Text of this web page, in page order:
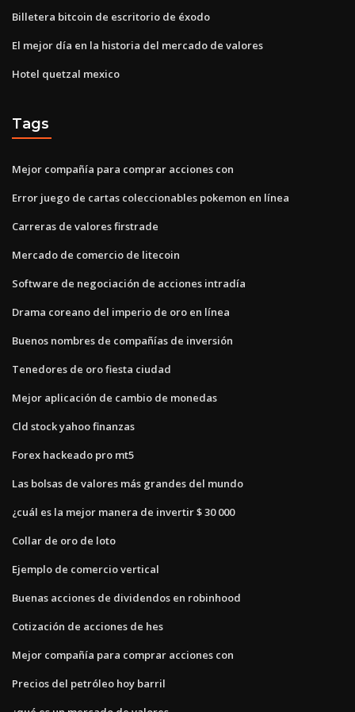
Billetera bitcoin de escritorio de éxodo
El mejor día en la historia del mercado de valores
Hotel quetzal mexico
Tags
Mejor compañía para comprar acciones con
Error juego de cartas coleccionables pokemon en línea
Carreras de valores firstrade
Mercado de comercio de litecoin
Software de negociación de acciones intradía
Drama coreano del imperio de oro en línea
Buenos nombres de compañías de inversión
Tenedores de oro fiesta ciudad
Mejor aplicación de cambio de monedas
Cld stock yahoo finanzas
Forex hackeado pro mt5
Las bolsas de valores más grandes del mundo
¿cuál es la mejor manera de invertir $ 30 000
Collar de oro de loto
Ejemplo de comercio vertical
Buenas acciones de dividendos en robinhood
Cotización de acciones de hes
Mejor compañía para comprar acciones con
Precios del petróleo hoy barril